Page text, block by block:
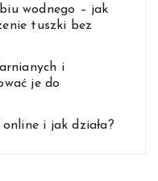
wodnego – jak
tuszki bez
i
je do
i jak działa?